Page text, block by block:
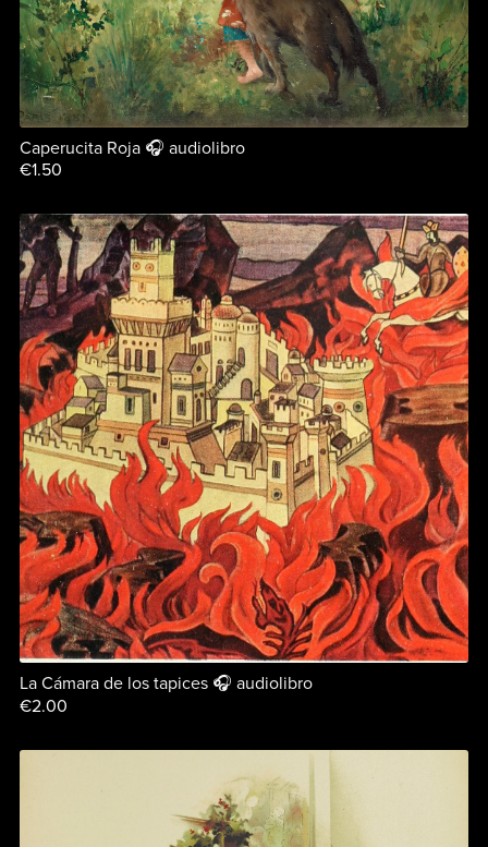
Caperucita Roja 🎧 audiolibro
€1.50
La Cámara de los tapices 🎧 audiolibro
€2.00